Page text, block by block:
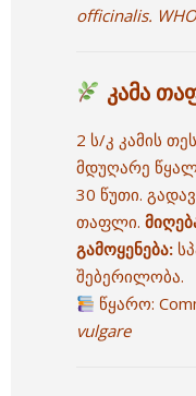
officinalis.
კამა
2 ს/კ კამის
მდუღარე
30 წუთი.
თაფლი.
გამოყენება:
შებერილობა.
წყარო:
vulgare